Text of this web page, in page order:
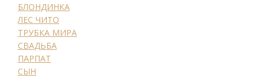
БЛОНДИНКА
ЛЕС ЧИТО
ТРУБКА МИРА
СВАДЬБА
ПАРПАТ
СЫН